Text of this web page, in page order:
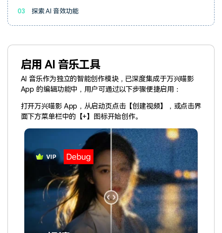
03 探索 AI 音效功能
启用 AI 音乐工具
AI 音乐作为独立的智能创作模块，已深度集成于万兴喵影
App 的编辑功能中，用户可通过以下步骤便捷启用：
打开万兴喵影 App，从启动页点击【创建视频】，或点击界
面下方菜单栏中的【+】图标开始创作。